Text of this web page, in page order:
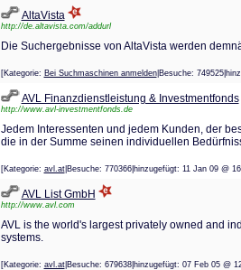
AltaVista
http://de.altavista.com/addurl
Die Suchergebnisse von AltaVista werden
[Kategorie: Bei Suchmaschinen anmelden|Besuche:
AVL Finanzdienstleistung & Investmentfonds
http://www.avl-investmentfonds.de
Jedem Interessenten und jedem Kunden, der
die in der Summe seinen individuellen
[Kategorie: avl.at|Besuche: 770366|hinzugefügt: 11 Jan 09
AVL List GmbH
http://www.avl.com
AVL is the world's largest privately owned and
systems.
[Kategorie: avl.at|Besuche: 679638|hinzugefügt: 07 Feb